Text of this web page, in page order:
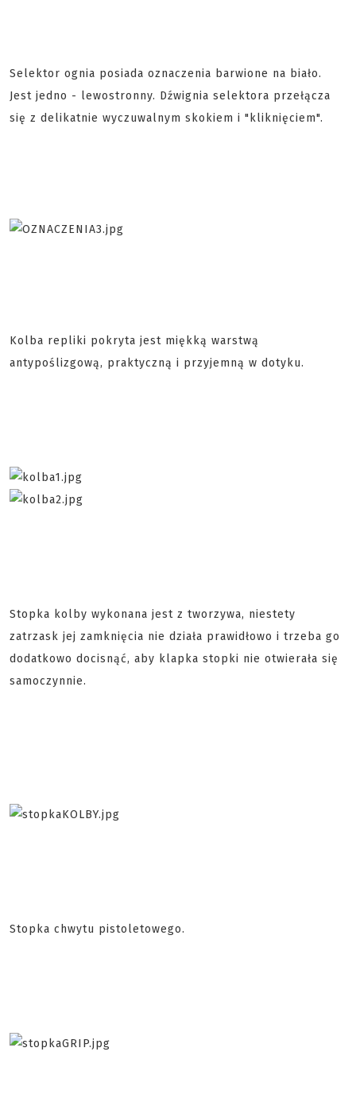
Selektor ognia posiada oznaczenia barwione na biało.
Jest jedno - lewostronny. Dźwignia selektora przełącza
się z delikatnie wyczuwalnym skokiem i "kliknięciem".
Kolba repliki pokryta jest miękką warstwą
antypoślizgową, praktyczną i przyjemną w dotyku.
Stopka kolby wykonana jest z tworzywa, niestety
zatrzask jej zamknięcia nie działa prawidłowo i trzeba go
dodatkowo docisnąć, aby klapka stopki nie otwierała się
samoczynnie.
Stopka chwytu pistoletowego.